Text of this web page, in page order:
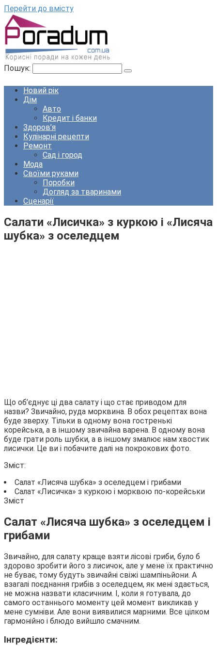
Перейти до вмісту
Пошук:
Новий рік
Дім
Авто
Кредит і банки
Здоров’я
Кулінарні рецепти
Ремонт
Сад і город
Мода
Своїми руками
Поробки
Догляд за тваринами
Сценарії
Салати «Лисичка» з куркою і «Лисяча
шубка» з оселедцем
Що об’єднує ці два салату і що стає приводом для
назви? Звичайно, руда морквина. В обох рецептах вона
буде зверху. Тільки в одному вона гостренькі
корейська, а в іншому звичайна варена. В одному вона
буде грати роль шубки, а в іншому змалює нам хвостик
лисички. Це ви і побачите далі на покрокових фото.
Зміст:
Салат «Лисяча шубка» з оселедцем і грибами
Салат «Лисичка» з куркою і морквою по-корейськи
Зміст
Салат «Лисяча шубка» з оселедцем і
грибами
Звичайно, для салату краще взяти лісові гриби, було б
здорово зробити його з лисичок, але у мене їх практично
не буває, тому будуть звичайні свіжі шампіньйони. А
взагалі поєднання грибів з оселедцем, як мені здається,
не можна назвати класичним. І, коли я готувала, до
самого останнього моменту цей момент викликав у
мене сумніви. Але вони виявилися марними. Все цілком
гармонійно і блюдо вийшло смачним.
Інгредієнти: